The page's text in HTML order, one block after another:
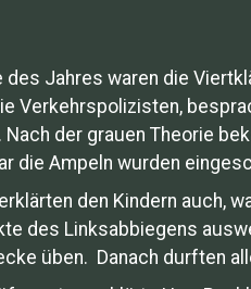
des Jahres waren die
Verkehrspolizisten,
der grauen Theorie
die Ampeln wurden
den Kindern auch,
des Linksabbiegens
üben. Danach durften